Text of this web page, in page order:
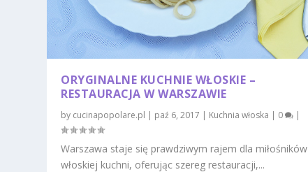
ORYGINALNE KUCHNIE WŁOSKIE –
RESTAURACJA W WARSZAWIE
by cucinapopolare.pl | paź 6, 2017 | Kuchnia włoska | 0 |
Warszawa staje się prawdziwym rajem dla miłośników
włoskiej kuchni, oferując szereg restauracji,...